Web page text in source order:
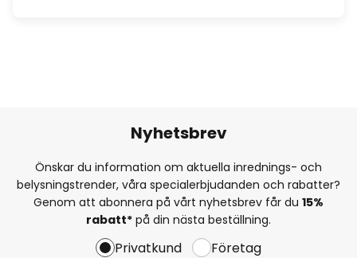
Nyhetsbrev
Önskar du information om aktuella inrednings- och
belysningstrender, våra specialerbjudanden och rabatter?
Genom att abonnera på vårt nyhetsbrev får du 15%
rabatt* på din nästa beställning.
Privatkund Företag